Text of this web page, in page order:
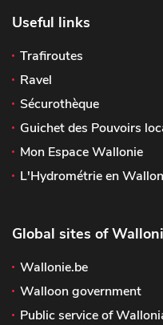
Useful links
Trafiroutes
Ravel
Sécurothèque
Guichet des Pouvoirs
Mon Espace Wallonie
L'Hydrométrie en
Global sites of
Wallonie.be
Walloon government
Public service of